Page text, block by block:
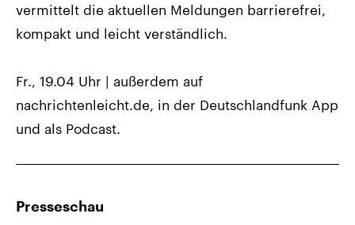
vermittelt die aktuellen Meldungen barrierefrei,
kompakt und leicht verständlich.
Fr., 19.04 Uhr | außerdem auf
nachrichtenleicht.de, in der Deutschlandfunk App
und als Podcast.
Presseschau